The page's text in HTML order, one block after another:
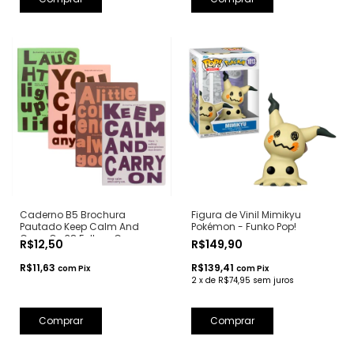
Caderno B5 Brochura
Pautado Keep Calm And
Carry On 38 Folhas Capa
Flexível
R$12,50
R$11,63 comPix
Comprar
Figura de Vinil Mimikyu
Pokémon - Funko Pop!
R$149,90
R$139,41 comPix
2 x de R$74,95 sem juros